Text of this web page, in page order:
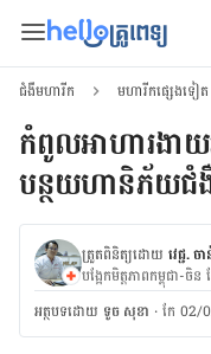
ជំងឺមហារីក មហារីកផ្សេងទៀត
កំពូលអាហារងា
បន្ថយហានិភ័យជំ
ត្រួតពិនិត្យដោយ វេជ្ជ.
បង្អែកមិត្តភាពកម្ពុជា-
អត្ថបទ​ដោយ ទូច សុខា ·កែ 02/